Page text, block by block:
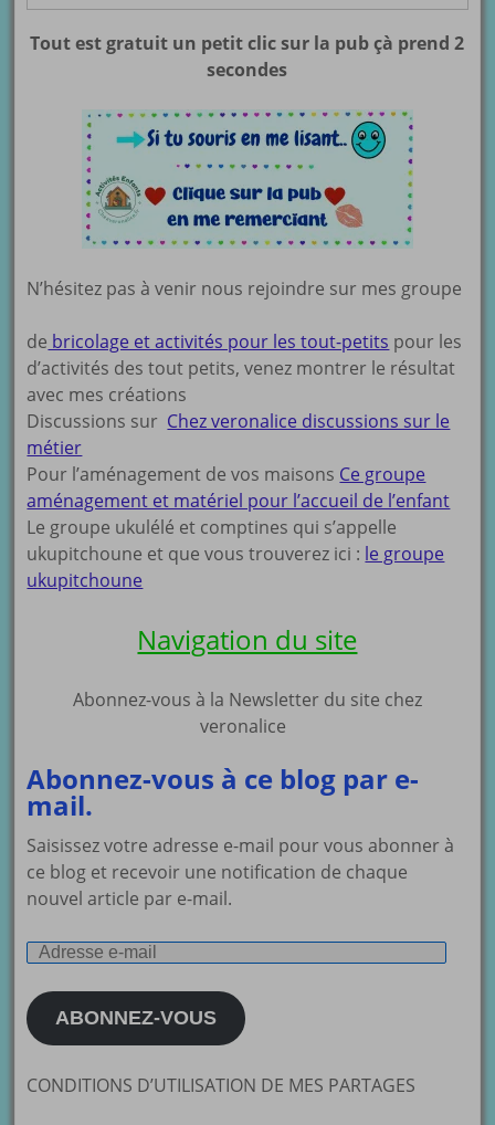
Tout est gratuit un petit clic sur la pub çà prend 2
secondes
N’hésitez pas à venir nous rejoindre sur mes groupe
de bricolage et activités pour les tout-petits pour les
d’activités des tout petits, venez montrer le résultat
avec mes créations
Discussions sur Chez veronalice discussions sur le
métier
Pour l’aménagement de vos maisons Ce groupe
aménagement et matériel pour l’accueil de l’enfant
Le groupe ukulélé et comptines qui s’appelle
ukupitchoune et que vous trouverez ici : le groupe
ukupitchoune
Navigation du site
Abonnez-vous à la Newsletter du site chez
veronalice
Abonnez-vous à ce blog par e-
mail.
Saisissez votre adresse e-mail pour vous abonner à
ce blog et recevoir une notification de chaque
nouvel article par e-mail.
Adresse
mail
ABONNEZ-VOUS
CONDITIONS D’UTILISATION DE MES PARTAGES